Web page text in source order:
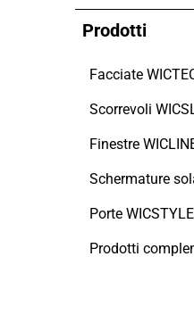
Prodotti
Facciate
Scorrevoli
Finestre
Porte WICSTYLE